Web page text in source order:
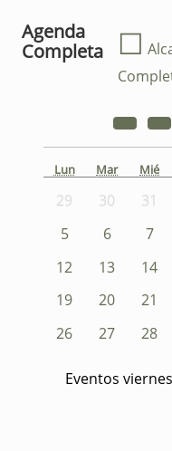
Agenda
Completa
☐
Lun Mar Mié
29 30 31
5
6 7
12
13 14
19
20 21
26
27 28
Eventos